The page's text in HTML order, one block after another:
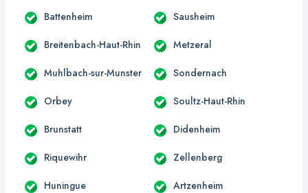
Battenheim Sausheim
Breitenbach-Haut-Rhin Metzeral
Muhlbach-sur-Munster Sondernach
Orbey Soultz-Haut-Rhin
Brunstatt Didenheim
Riquewihr Zellenberg
Huningue Artzenheim